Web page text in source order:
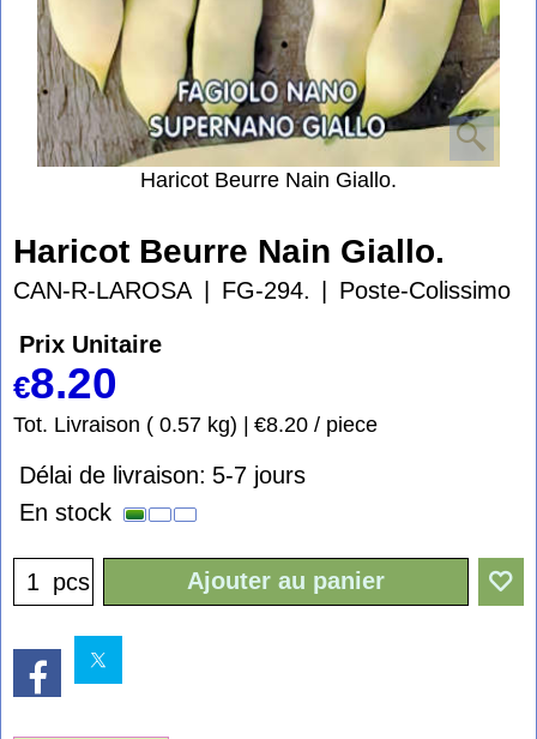
Haricot Beurre Nain Giallo.
Haricot Beurre Nain Giallo.
CAN-R-LAROSA FG-294. Poste-Colissimo
Prix Unitaire
€8.20
Tot. Livraison 0.57 kg €8.20 / piece
Délai de livraison: 5-7 jours
En stock
pcs Ajouter au panier